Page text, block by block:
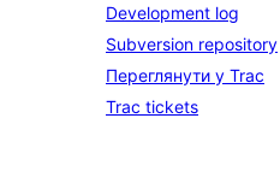
Development log
Subversion repository
Переглянути у Trac
Trac tickets